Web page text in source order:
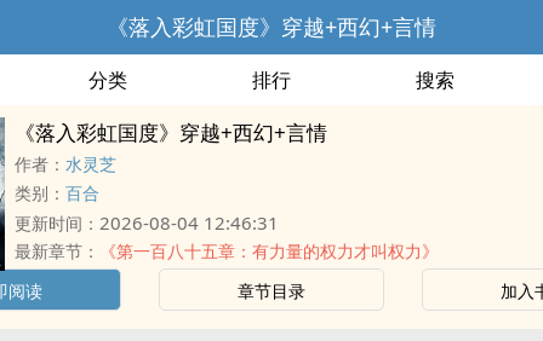
《落入彩虹国度》穿越+西幻+言情
分类 排行 搜索
《落入彩虹国度》穿越+西幻+言情
作者： 水灵芝
类别： 百合
更新时间： 2026-08-04 12:46:31
最新章节：
《第一百八十五章：有力量的权力才叫权力》
阅读
章节目录 加入